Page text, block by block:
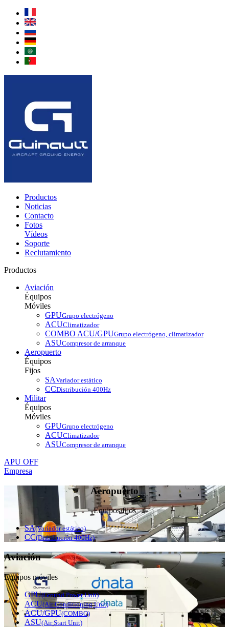
Saltar
contenido
Productos
Noticias
Contacto
Fotos
Vídeos
Soporte
Reclutamiento
Productos
Aviación
Équipos
Móviles
GPUGrupo electrógeno
ACUClimatizador
COMBO ACU/GPUGrupo electrógeno, climatizador
ASUCompresor de arranque
Aeropuerto
Équipos
Fijos
SAVariador estático
CCDistribución 400Hz
Militar
Équipos
Móviles
GPUGrupo electrógeno
ACUClimatizador
ASUCompresor de arranque
APU OFF
Empresa
Aeropuerto
Equipos fijos
SA(Variador estático)
CC(Distribución 400Hz)
Aviación
Equipos móviles
GPU(Ground Power Unit)
ACU(Air Conditioning Unit)
ACU/GPU(COMBO)
ASU(Air Start Unit)